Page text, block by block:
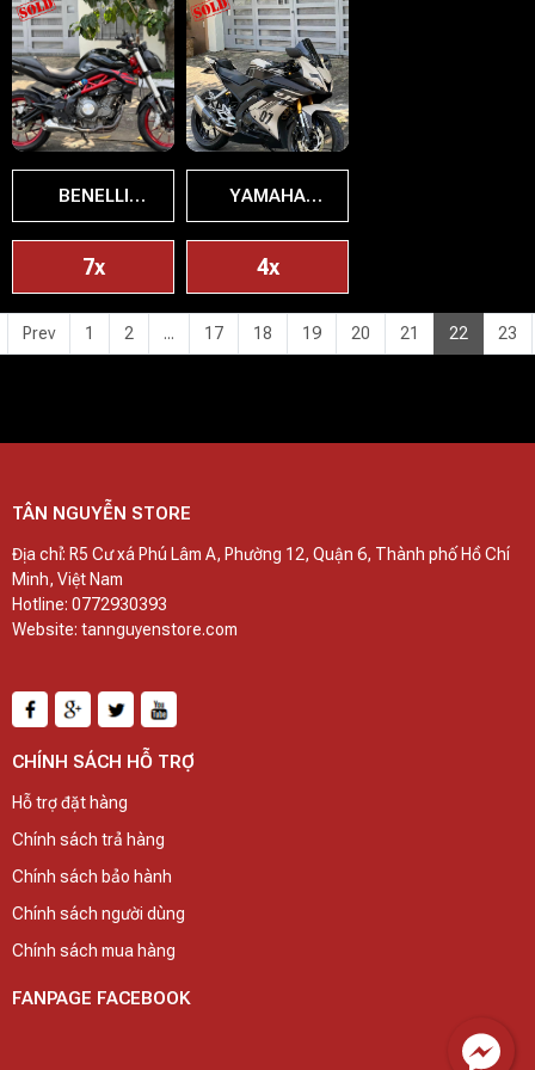
BENELLI
BN302S 2021
7x
YAMAHA
R15V3 2019
4x
Prev 1 2 ... 17 18 19 20 21 22 23
TÂN NGUYỄN STORE
Địa chỉ: R5 Cư xá Phú Lâm A, Phường 12, Quận 6, Thành phố Hồ Chí
Minh, Việt Nam
Hotline: 0772930393
Website: tannguyenstore.com
CHÍNH SÁCH HỖ TRỢ
Hỗ trợ đặt hàng
Chính sách trả hàng
Chính sách bảo hành
Chính sách người dùng
Chính sách mua hàng
FANPAGE FACEBOOK